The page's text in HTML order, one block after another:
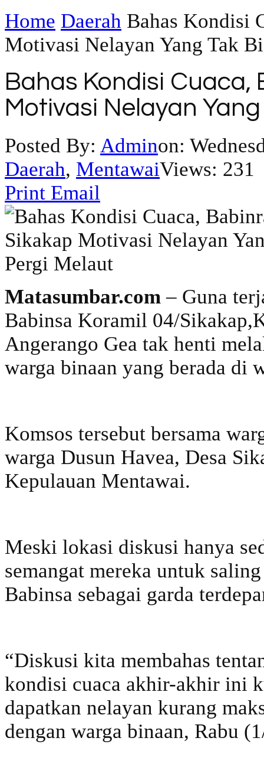
Home Daerah Bahas Kondisi
Motivasi Nelayan Yang Tak
Bahas Kondisi
Motivasi Nelayan
Posted By: Adminon:
Daerah, MentawaiViews: 231
Print Email
Matasumbar.com – Guna
Babinsa Koramil 04/
Angerango Gea tak henti
warga binaan yang berada di
Komsos tersebut bersama
warga Dusun Havea, Desa
Kepulauan Mentawai.
Meski lokasi diskusi hanya
semangat mereka untuk
Babinsa sebagai garda
“Diskusi kita membahas
kondisi cuaca akhir-akhir ini
dapatkan nelayan kurang
dengan warga binaan, Rabu